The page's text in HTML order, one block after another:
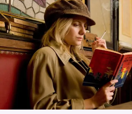
Sport
PODCAST
NEWSLETTER